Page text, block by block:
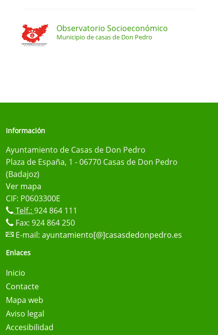
Observatorio Socioeconómico
Municipio de casas de Don Pedro
Información
Ayuntamiento de Casas de Don Pedro
Plaza de España, 1 - 06770 Casas de Don Pedro
(Badajoz)
Ver mapa
CIF: P0603300E
Telf.: 924 864 111
Fax: 924 864 250
E-mail: ayuntamiento[@]casasdedonpedro.es
Enlaces
Inicio
Contacte
Mapa web
Aviso legal
Accesibilidad